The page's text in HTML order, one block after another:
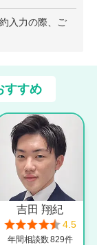
入力の際、ご
すすめ
吉田 翔紀
4.5
年間相談数829件